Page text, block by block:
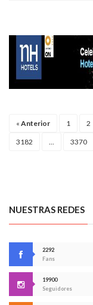
« Anterior 1 2
3182 3370
NUESTRAS REDES
2292
Fans
19900
Seguidores